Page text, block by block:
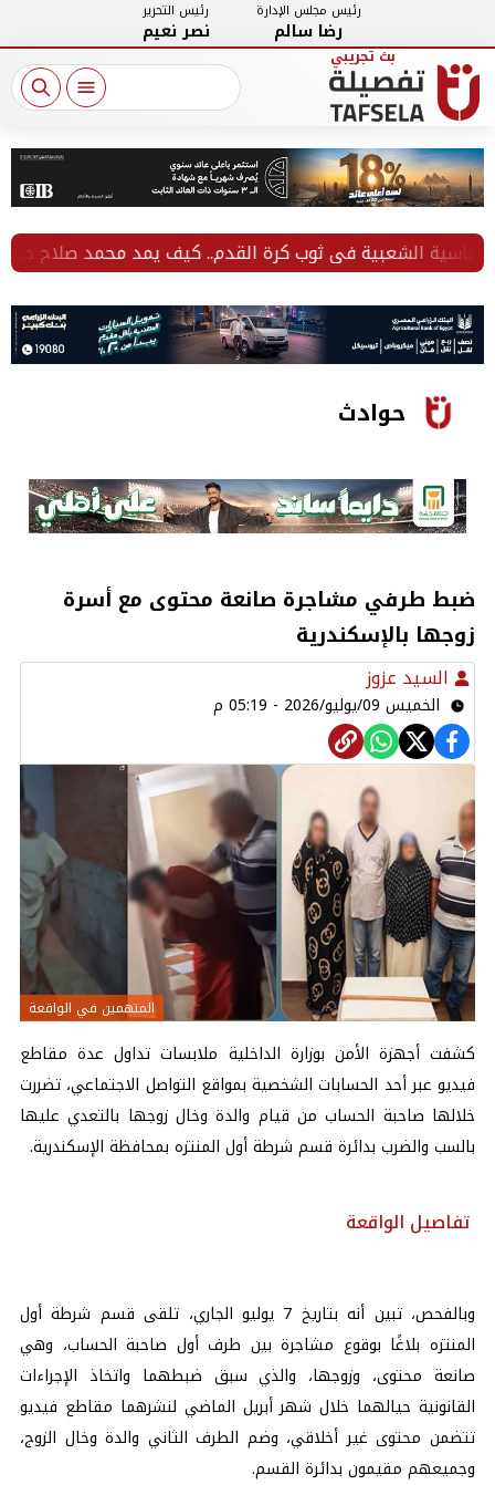
رئيس مجلس الإدارة
رضا سالم
رئيس التحرير
نصر نعيم
الشعبية في ثوب كرة القدم.. كيف يمد محمد صلاح جسور
حوادث
ضبط طرفي مشاجرة صانعة محتوى مع أسرة
زوجها بالإسكندرية
السيد عزوز
الخميس 09/يوليو/2026 - 05:19 م
المتهمين في الواقعة
كشفت أجهزة الأمن بوزارة الداخلية ملابسات تداول عدة مقاطع
فيديو عبر أحد الحسابات الشخصية بمواقع التواصل الاجتماعي، تضررت
خلالها صاحبة الحساب من قيام والدة وخال زوجها بالتعدي عليها
بالسب والضرب بدائرة قسم شرطة أول المنتزه بمحافظة الإسكندرية.
تفاصيل الواقعة
وبالفحص، تبين أنه بتاريخ 7 يوليو الجاري، تلقى قسم شرطة أول
المنتزه بلاغًا بوقوع مشاجرة بين طرف أول صاحبة الحساب، وهي
صانعة محتوى، وزوجها، والذي سبق ضبطهما واتخاذ الإجراءات
القانونية حيالهما خلال شهر أبريل الماضي لنشرهما مقاطع فيديو
تتضمن محتوى غير أخلاقي، وضم الطرف الثاني والدة وخال الزوج،
وجميعهم مقيمون بدائرة القسم.